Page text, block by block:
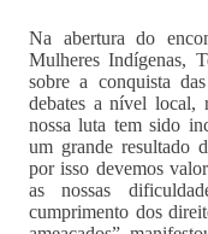
Na abertura do
Mulheres Indígenas,
sobre a conquista
debates a nível local,
nossa luta tem sido
um grande resultado
por isso devemos
as nossas
cumprimento dos